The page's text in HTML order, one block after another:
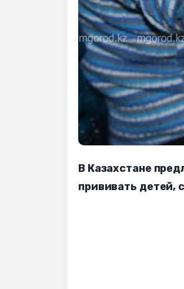
В Казахстане
прививать детей,